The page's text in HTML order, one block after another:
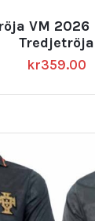
VM
Tredjetröja
kr359.00